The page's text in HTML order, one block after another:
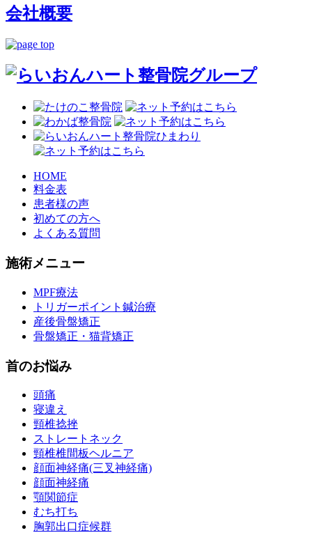
会社概要
HOME
料金表
患者様の声
初めての方へ
よくある質問
施術メニュー
MPF療法
トリガーポイント鍼治療
産後骨盤矯正
骨盤矯正・猫背矯正
首のお悩み
頭痛
寝違え
頸椎捻挫
ストレートネック
頸椎椎間板ヘルニア
顔面神経痛(三叉神経痛)
顔面神経痛
顎関節症
むち打ち
胸郭出口症候群